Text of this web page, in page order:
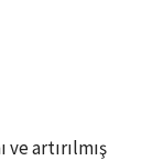
artırılmış